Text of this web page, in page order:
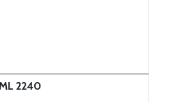
2240